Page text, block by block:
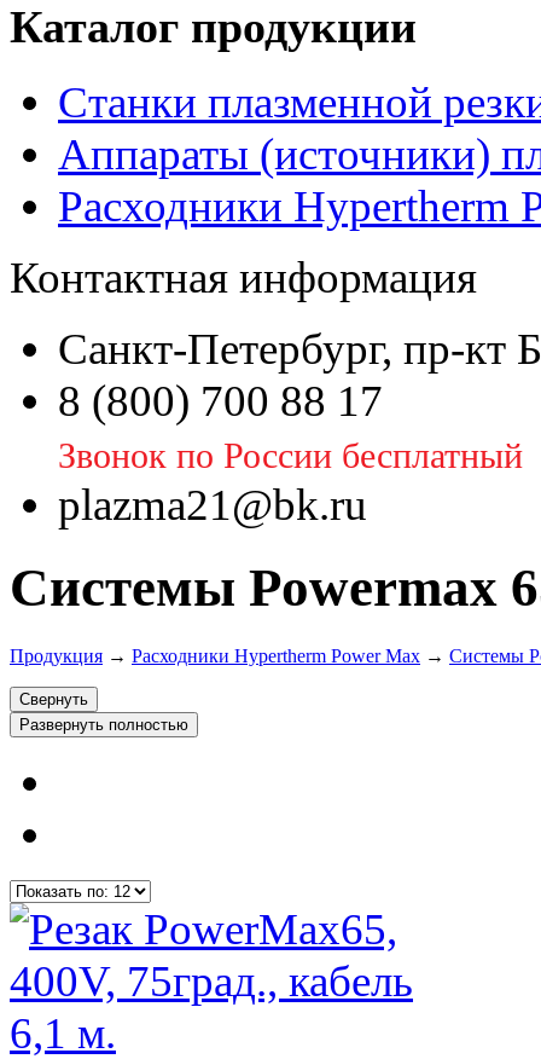
Каталог продукции
Станки плазменной
Аппараты (источники)
Расходники Hypertherm
Контактная информация
Санкт-Петербург, пр-кт
8 (800) 700 88 17
Звонок по России бесплатный
plazma21@bk.ru
Системы Powermax
Продукция → Расходники Hypertherm Power Max → Системы
Свернуть
Развернуть полностью